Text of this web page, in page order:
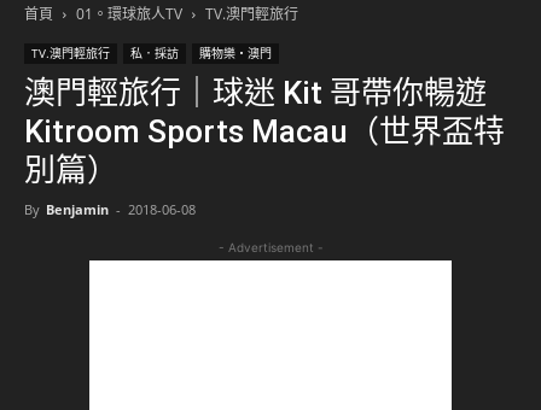
首頁 01。環球旅人TV TV.澳門輕旅行
TV.澳門輕旅行 私．採訪 購物樂‧澳門
澳門輕旅行｜球迷 Kit 哥帶你暢遊
Kitroom Sports Macau（世界盃特
別篇）
By Benjamin - 2018-06-08
- Advertisement -